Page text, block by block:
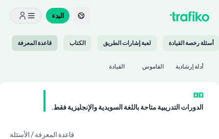
البدء
أسئلة رخصة القيادة لعبة إشارات الطريق الكتاب قاعدة المعرفة
أدلة إرشادية القاموس القيادة
الدورات التدريبية متاحة باللغة السويدية والإنجليزية فقط.
قاعدة المعرفة/ الأسئلة